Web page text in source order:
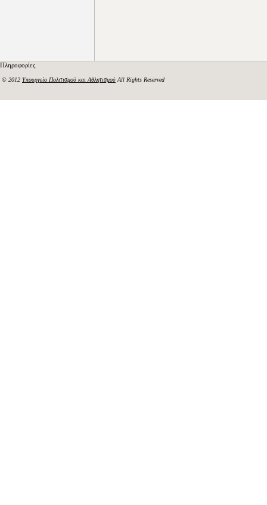
Πληροφορίες
© 2012 Υπουργείο Πολιτισμού και Αθλητισμού All Rights Reserved